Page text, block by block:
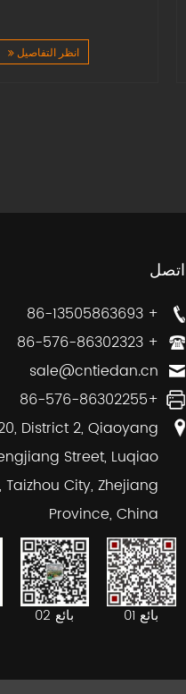
انظر التفاصيل
اتصل
+ 86-13505863693
+ 86-576-86302323
sale@cntiedan.cn
+86-576-86302255
District 2, Qiaoyang
Street, Luqiao
Taizhou City, Zhejiang
Province, China
بائع 01 بائع 02